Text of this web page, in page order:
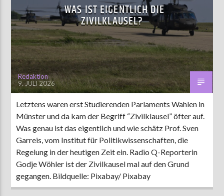
WAS IST EIGENTLICH DIE
ZIVILKLAUSEL?
Redaktion
9. JULI 2026
Letztens waren erst Studierenden Parlaments Wahlen in
Münster und da kam der Begriff “Zivilklausel” öfter auf.
Was genau ist das eigentlich und wie schätz Prof. Sven
Garreis, vom Institut für Politikwissenschaften, die
Regelung in der heutigen Zeit ein. Radio Q-Reporterin
Godje Wöhler ist der Zivilkausel mal auf den Grund
gegangen. Bildquelle: Pixabay/ Pixabay